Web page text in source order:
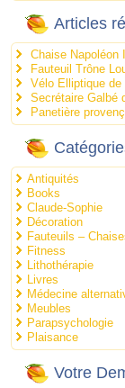
Articles
Chaise
Fauteuil Trône
Vélo Elliptique
Secrétaire Galbé
Panetière
Antiquités
Books
Claude-Sophie
Décoration
Fauteuils –
Fitness
Lithothérapie
Livres
Médecine
Meubles
Parapsychologie
Plaisance
Votre